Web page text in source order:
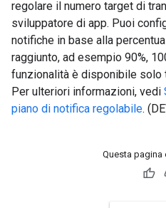
regolare il numero target di
sviluppatore di app. Puoi
notifiche in base alla
raggiunto, ad esempio 90%,
funzionalità è disponibile solo
Per ulteriori informazioni, vedi
piano di notifica regolabile.
Questa pagina